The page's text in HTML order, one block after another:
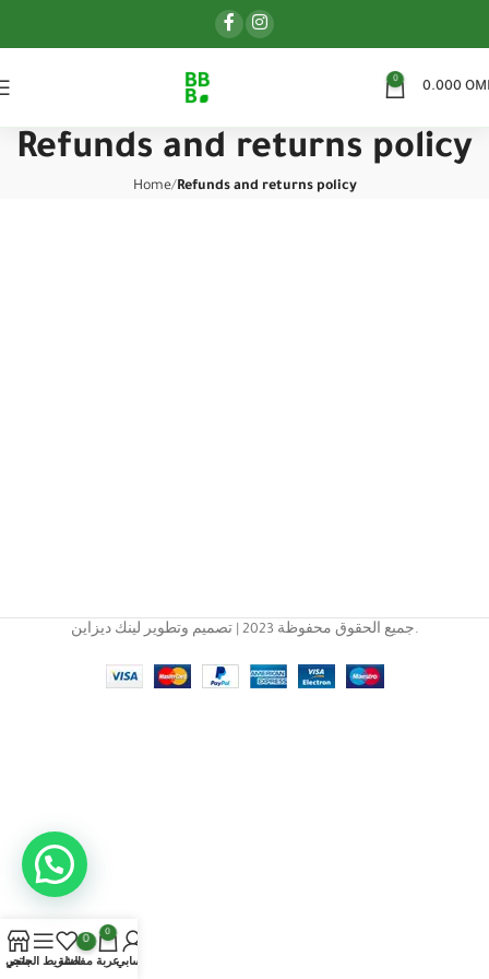
0
0.000
Refunds and returns policy
Home Refunds and returns policy
جميع الحقوق محفوظة 2023 | تصميم وتطوير لينك ديزاين.
متجر
الشريط الجانبي
0
مفضلة
0
عربةحسابي